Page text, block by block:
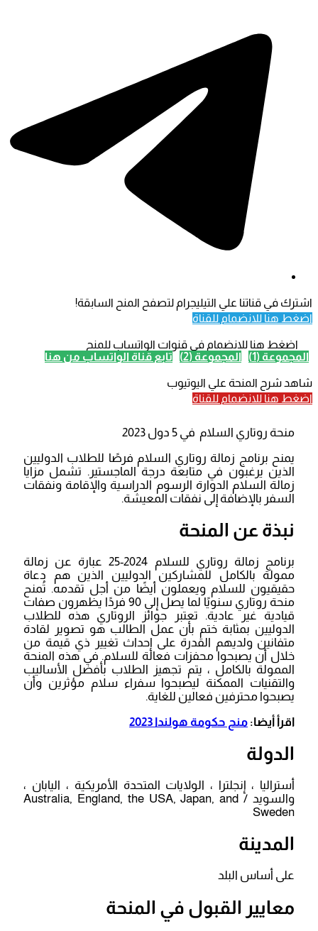
اشترك في قناتنا علي التيليجرام لتصفح المنح السابقة!
اضغط هنا للانضمام للقناة
اضغط هنا للانضمام في قنوات الواتساب للمنح
المجموعة (1)
المجموعة (2) تابع قناة الواتساب من هنا
شاهد شرح المنحة علي اليوتيوب
اضغط هنا للانضمام للقناة
منحة روتاري السلام في 5 دول 2023
يمنح برنامج زمالة روتاري السلام فرصًا للطلاب الدوليين
الذين يرغبون في متابعة درجة الماجستير. تشمل مزايا
زمالة السلام الدوارة الرسوم الدراسية والإقامة ونفقات
السفر بالإضافة إلى نفقات المعيشة.
نبذة عن المنحة
برنامج زمالة روتاري للسلام 2024-25 عبارة عن زمالة
ممولة بالكامل للمشاركين الدوليين الذين هم دعاة
حقيقيون للسلام ويعملون أيضًا من أجل تقدمه. تُمنح
منحة روتاري سنويًا لما يصل إلى 90 فردًا يظهرون صفات
قيادية غير عادية. تعتبر جوائز الروتاري هذه للطلاب
الدوليين بمثابة ختم بأن عمل الطالب هو تصوير لقادة
متفانين ولديهم القدرة على إحداث تغيير ذي قيمة من
خلال أن يصبحوا محفزات فعالة للسلام. في هذه المنحة
الممولة بالكامل ، يتم تجهيز الطلاب بأفضل الأساليب
والتقنيات الممكنة ليصبحوا سفراء سلام مؤثرين وأن
يصبحوا محترفين فعالين للغاية.
اقرأ أيضا: منح حكومة هولندا 2023
الدولة
أستراليا ، إنجلترا ، الولايات المتحدة الأمريكية ، اليابان ،
والسويد / Australia, England, the USA, Japan, and
Sweden
المدينة
على أساس البلد
معايير القبول في المنحة